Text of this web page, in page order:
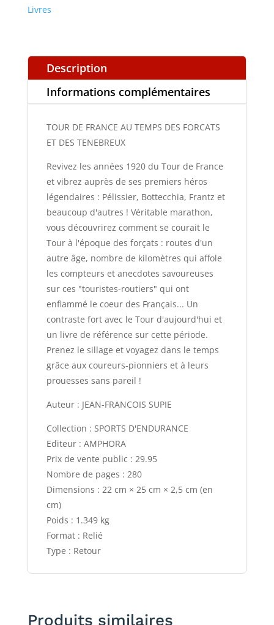
TEMPS
ET
DES
TENEBREUX
Livres
Description
Informations complémentaires
TOUR DE FRANCE AU TEMPS DES FORCATS
ET DES TENEBREUX
Revivez les années 1920 du Tour de France
et vibrez auprès de ses premiers héros
légendaires : Pélissier, Bottecchia, Frantz et
beaucoup d'autres ! Véritable marathon,
vous découvrirez comment se courait le
Tour à l'époque des forçats : routes d'un
autre âge, nombre de kilomètres qui affole
les compteurs et anecdotes savoureuses
sur ces "touristes-routiers" qui ont
enflammé le coeur des Français... Un
contraste fort avec le Tour d'aujourd'hui et
un livre de référence sur cette période.
Prenez le sillage et voyagez dans le temps
grâce aux coureurs-pionniers et à leurs
prouesses sans pareil !
Auteur : JEAN-FRANCOIS SUPIE
Collection : SPORTS D'ENDURANCE
Editeur : AMPHORA
Prix de vente public : 29.95
Nombre de pages : 280
Dimensions : 22 cm × 25 cm × 2,5 cm (en
cm)
Poids : 1.349 kg
Format : Relié
Type : Retour
Produits similaires